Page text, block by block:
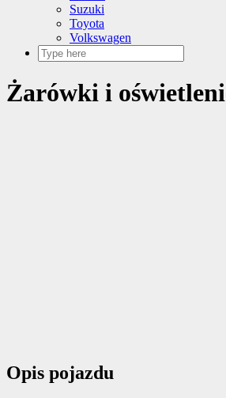
Suzuki
Toyota
Volkswagen
Żarówki i
Opis pojazdu